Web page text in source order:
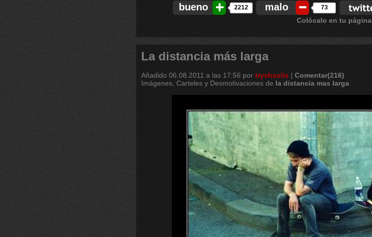
bueno 2212 malo 73
Colócalo en tu página
La distancia más larga
Añadido 06.08.2011 a las 17:56 por tryshsolis | Comentar(216)
Imágenes, Carteles y Desmotivaciones de la distancia mas larga